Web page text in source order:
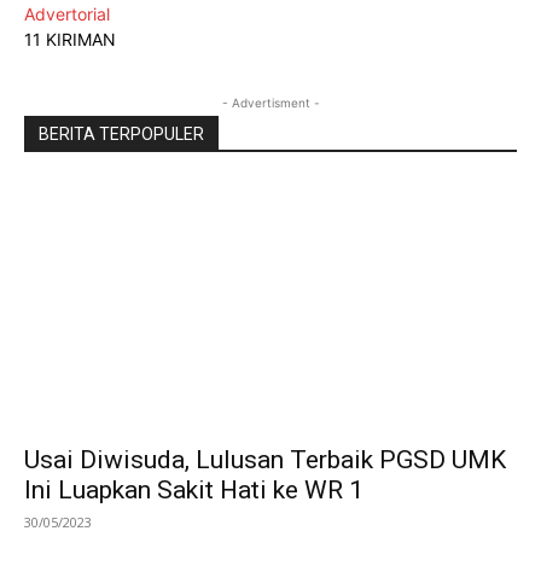
Advertorial
11 KIRIMAN
- Advertisment -
BERITA TERPOPULER
Usai Diwisuda, Lulusan Terbaik PGSD UMK
Ini Luapkan Sakit Hati ke WR 1
30/05/2023